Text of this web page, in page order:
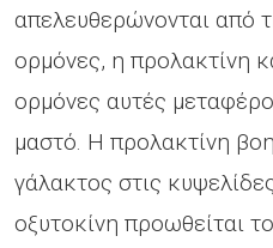
απελευθερώνονται από
ορμόνες, η προλακτίνη
ορμόνες αυτές
μαστό. Η προλακτίνη
γάλακτος στις
οξυτοκίνη προωθείται